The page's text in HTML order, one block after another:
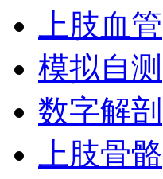
上肢血管
模拟自测
数字解剖
上肢骨骼